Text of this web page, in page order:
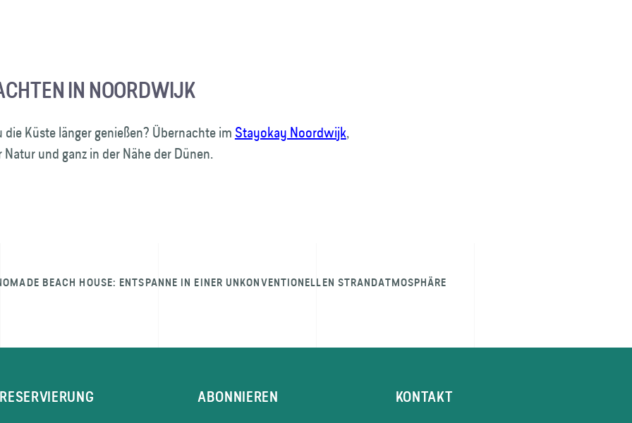
IN NOORDWIJK
Küste länger genießen? Übernachte im Stayokay Noordwijk,
und ganz in der Nähe der Dünen.
BEACH HOUSE: ENTSPANNE IN EINER UNKONVENTIONELLEN STRANDATMOSPHÄRE
RESERVIERUNG ABONNIEREN KONTAKT